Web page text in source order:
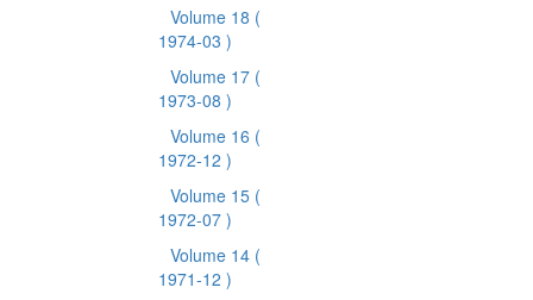
Volume 18 (
1974-03 )
Volume 17 (
1973-08 )
Volume 16 (
1972-12 )
Volume 15 (
1972-07 )
Volume 14 (
1971-12 )